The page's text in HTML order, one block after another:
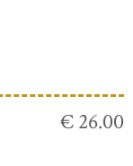
€ 26.00